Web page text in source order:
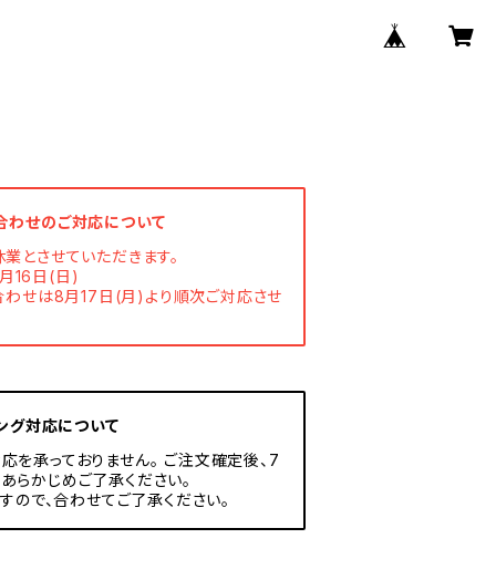
わせのご対応について
とさせていただきます。
16日(日)
わせは8月17日(月)より順次ご対応させ
グ対応について
を承っておりません。 ご注文確定後、7
らかじめご了承ください。
で、合わせてご了承ください。